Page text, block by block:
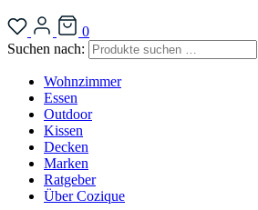
0
Suchen nach:
Wohnzimmer
Essen
Outdoor
Kissen
Decken
Marken
Ratgeber
Über Cozique